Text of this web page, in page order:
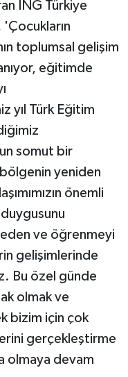
ING Türkiye
toplumsal gelişim
eğitimde
yıl Türk Eğitim
somut bir
bölgenin yeniden
önemli
ve öğrenmeyi
gelişimlerinde
Bu özel günde
olmak ve
bizim için çok
gerçekleştirme
olmaya devam